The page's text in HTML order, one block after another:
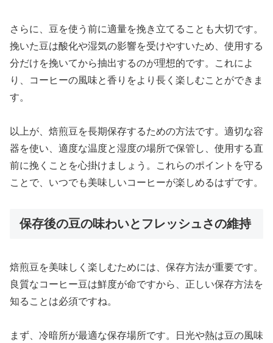
さらに、豆を使う前に適量を挽き立てることも大切です。
挽いた豆は酸化や湿気の影響を受けやすいため、使用する
分だけを挽いてから抽出するのが理想的です。これによ
り、コーヒーの風味と香りをより長く楽しむことができま
す。
以上が、焙煎豆を長期保存するための方法です。適切な容
器を使い、適度な温度と湿度の場所で保管し、使用する直
前に挽くことを心掛けましょう。これらのポイントを守る
ことで、いつでも美味しいコーヒーが楽しめるはずです。
保存後の豆の味わいとフレッシュさの維持
焙煎豆を美味しく楽しむためには、保存方法が重要です。
良質なコーヒー豆は鮮度が命ですから、正しい保存方法を
知ることは必須ですね。
まず、冷暗所が最適な保存場所です。日光や熱は豆の風味